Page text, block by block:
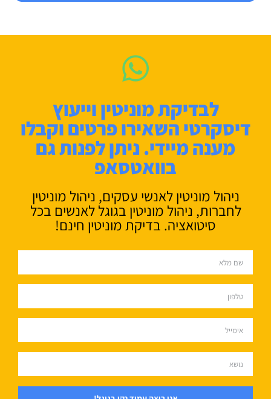
לבדיקת מוניטין וייעוץ
דיסקרטי השאירו פרטים וקבלו
מענה מיידי. ניתן לפנות גם
בוואטסאפ
ניהול מוניטין לאנשי עסקים, ניהול מוניטין
לחברות, ניהול מוניטין בגוגל לאנשים בכל
סיטואציה. בדיקת מוניטין חינם!